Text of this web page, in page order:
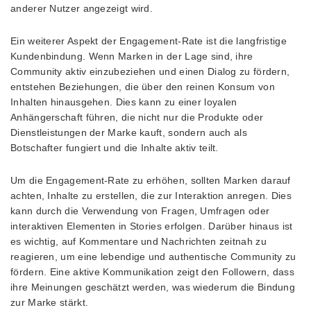
anderer Nutzer angezeigt wird.
Ein weiterer Aspekt der Engagement-Rate ist die langfristige
Kundenbindung. Wenn Marken in der Lage sind, ihre
Community aktiv einzubeziehen und einen Dialog zu fördern,
entstehen Beziehungen, die über den reinen Konsum von
Inhalten hinausgehen. Dies kann zu einer loyalen
Anhängerschaft führen, die nicht nur die Produkte oder
Dienstleistungen der Marke kauft, sondern auch als
Botschafter fungiert und die Inhalte aktiv teilt.
Um die Engagement-Rate zu erhöhen, sollten Marken darauf
achten, Inhalte zu erstellen, die zur Interaktion anregen. Dies
kann durch die Verwendung von Fragen, Umfragen oder
interaktiven Elementen in Stories erfolgen. Darüber hinaus ist
es wichtig, auf Kommentare und Nachrichten zeitnah zu
reagieren, um eine lebendige und authentische Community zu
fördern. Eine aktive Kommunikation zeigt den Followern, dass
ihre Meinungen geschätzt werden, was wiederum die Bindung
zur Marke stärkt.